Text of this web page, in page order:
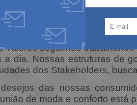
valores seguimos
dia. Nossas estruturas de
dos Stakeholders,
das nossas
de moda e conforto está